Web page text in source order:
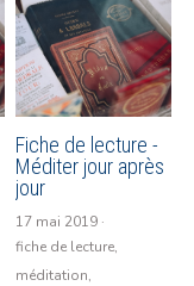
Fiche de lecture -
Méditer jour après
jour
17 mai 2019·
fiche de lecture,
méditation,